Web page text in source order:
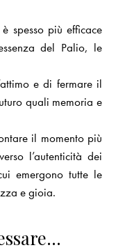
spesso più efficace
del Palio, le
e di fermare il
quali memoria e
il momento più
l’autenticità dei
emergono tutte le
e gioia.